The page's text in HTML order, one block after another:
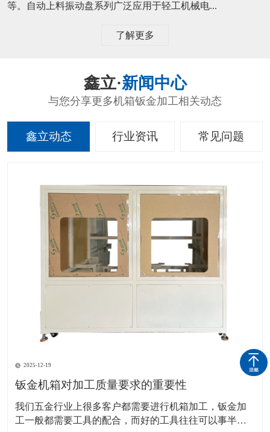
等。自动上料振动盘系列广泛应用于轻工机械电...
了解更多
鑫立·新闻中心
与您分享更多机箱钣金加工相关动态
鑫立动态 行业资讯 常见问题
2025-12-19
钣金机箱对加工质量要求的重要性
我们五金行业上很多客户都需要进行机箱加工，钣金加
工一般都需要工具的配合，而好的工具往往可以事半功